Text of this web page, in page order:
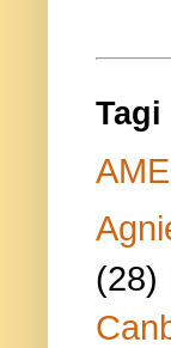
Tagi
(28)